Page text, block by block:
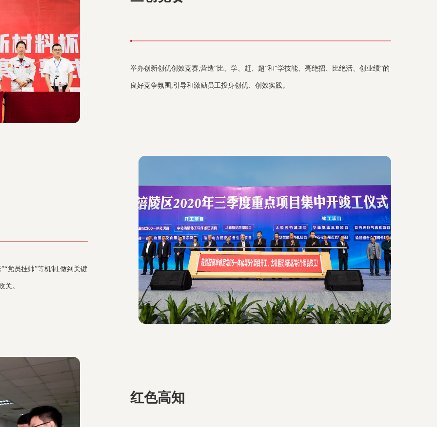
举办创新创优创效竞赛,营造“比、学、赶、超”和“学技能、亮绝招、比绝活、创业绩”的
良好竞争氛围,引导和激励员工投身创优、创效实践。
党员挂帅”等机制,做到关键
关。
红色高知